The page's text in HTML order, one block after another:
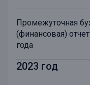
Промежуточная
(финансовая)
года
2023 год